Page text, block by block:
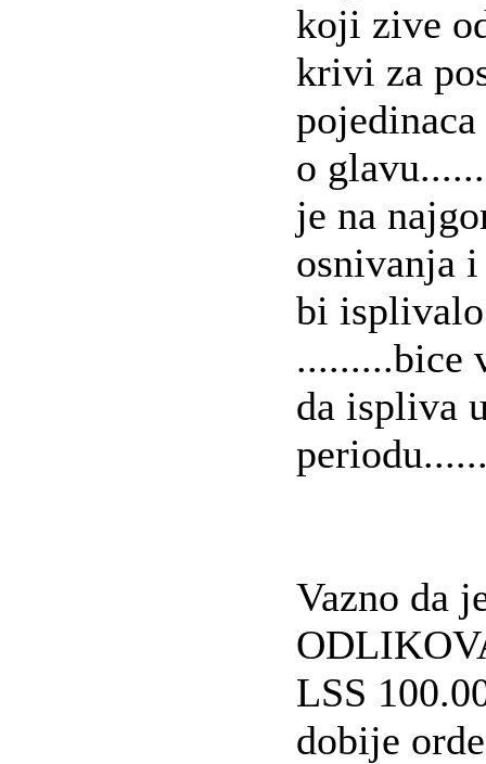
koji zive
krivi za
o
je na
osnivanja
bi
.........bice
da ispliva
Vazno da
LSS
dobije